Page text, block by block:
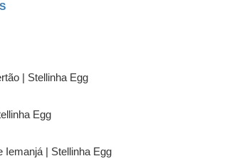
| Stellinha Egg
Egg
Iemanjá | Stellinha Egg